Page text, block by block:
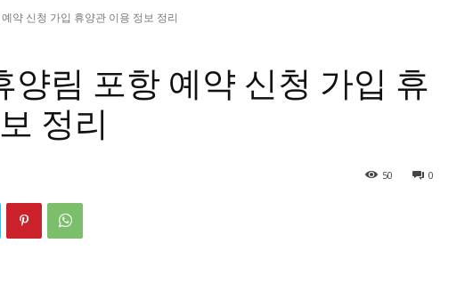
약 신청 가입 휴양관 이용 정보 정리
양림 포항 예약 신청 가입 휴
정리
0
50